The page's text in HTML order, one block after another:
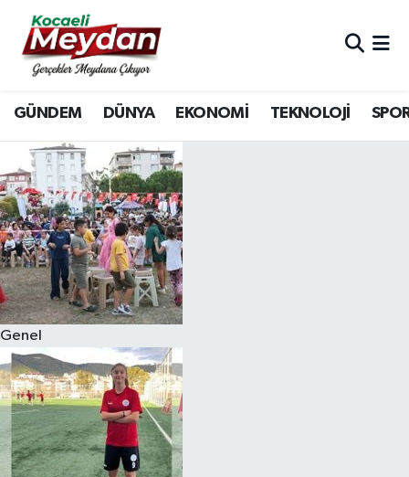
GÜNDEM DÜNYA EKONOMİ TEKNOLOJİ
Genel
Nöbetçi Eczaneler
Hava Durumu
Trafik Durumu
Süper Lig Puan Durumu ve Fikstür
Tüm Manşetler
Son Dakika Haberleri
Haber Arşivi